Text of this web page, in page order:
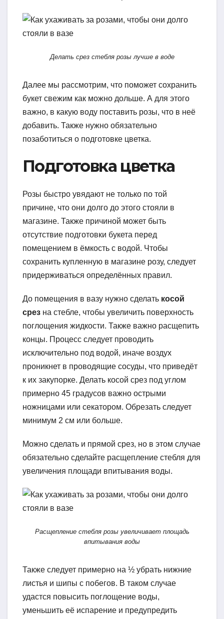
Делать срез стебля розы лучше в воде
Далее мы рассмотрим, что поможет сохранить
букет свежим как можно дольше. А для этого
важно, в какую воду поставить розы, что в неё
добавить. Также нужно обязательно
позаботиться о подготовке цветка.
Подготовка цветка
Розы быстро увядают не только по той
причине, что они долго до этого стояли в
магазине. Также причиной может быть
отсутствие подготовки букета перед
помещением в ёмкость с водой. Чтобы
сохранить купленную в магазине розу, следует
придерживаться определённых правил.
До помещения в вазу нужно сделать косой
срез на стебле, чтобы увеличить поверхность
поглощения жидкости. Также важно расщепить
концы. Процесс следует проводить
исключительно под водой, иначе воздух
проникнет в проводящие сосуды, что приведёт
к их закупорке. Делать косой срез под углом
примерно 45 градусов важно острыми
ножницами или секатором. Обрезать следует
минимум 2 см или больше.
Можно сделать и прямой срез, но в этом случае
обязательно сделайте расщепление стебля для
увеличения площади впитывания воды.
Расщепление стебля розы увеличивает площадь
впитывания воды
Также следует примерно на ½ убрать нижние
листья и шипы с побегов. В таком случае
удастся повысить поглощение воды,
уменьшить её испарение и предупредить